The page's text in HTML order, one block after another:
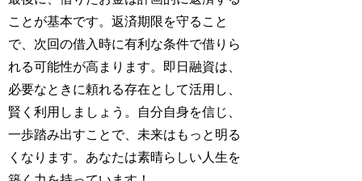
ことが基本です。返済期限を守ること
で、次回の借入時に有利な条件で借りら
れる可能性が高まります。即日融資は、
必要なときに頼れる存在として活用し、
賢く利用しましょう。自分自身を信じ、
一歩踏み出すことで、未来はもっと明る
くなります。あなたは素晴らしい人生を